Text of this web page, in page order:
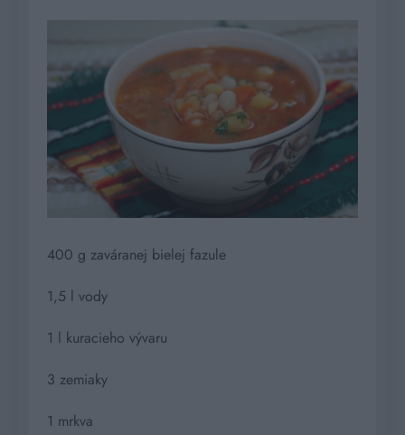
400 g zaváranej bielej fazule
1,5 l vody
1 l kuracieho vývaru
3 zemiaky
1 mrkva